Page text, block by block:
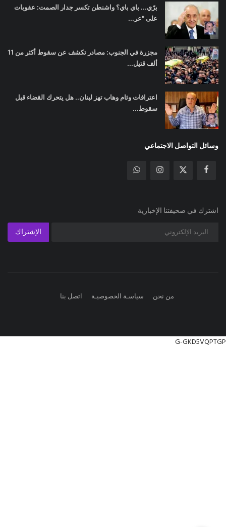
برّي... باي باي؟ واشنطن تكسر جدار الصمت: عقوبات
على "عر...
مجزرة في الجنوب: مصادر تكشف عن سقوط أكثر من 11
ألف قتيل...
اعترافات وئام وهاب تهز لبنان.. هل يتحرك القضاء قبل
سقوط...
وسائل التواصل الاجتماعي
اشترك في صحيفتنا الإخبارية
الإشتراك
من نحن سياسـة الخصوصيـة اتصل بنا
G-GKD5VQPTGP